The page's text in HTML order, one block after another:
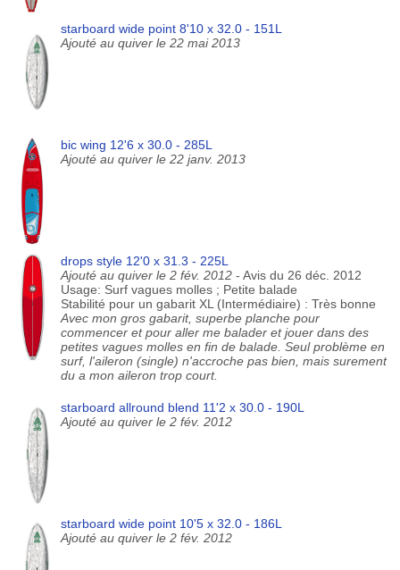
starboard wide point 8'10 x 32.0 - 151L
Ajouté au quiver le 22 mai 2013
bic wing 12'6 x 30.0 - 285L
Ajouté au quiver le 22 janv. 2013
drops style 12'0 x 31.3 - 225L
Ajouté au quiver le 2 fév. 2012 - Avis du 26 déc. 2012
Usage: Surf vagues molles ; Petite balade
Stabilité pour un gabarit XL (Intermédiaire) : Très bonne
Avec mon gros gabarit, superbe planche pour
commencer et pour aller me balader et jouer dans des
petites vagues molles en fin de balade. Seul problème en
surf, l'aileron (single) n'accroche pas bien, mais surement
du a mon aileron trop court.
starboard allround blend 11'2 x 30.0 - 190L
Ajouté au quiver le 2 fév. 2012
starboard wide point 10'5 x 32.0 - 186L
Ajouté au quiver le 2 fév. 2012